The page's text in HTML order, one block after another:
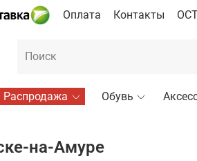
Оплата Контакты
Распродажа Обувь
на-Амуре